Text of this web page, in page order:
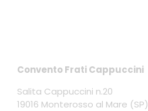
Convento Frati Cappuccini
Salita Cappuccini n.20
19016 Monterosso al Mare (SP)